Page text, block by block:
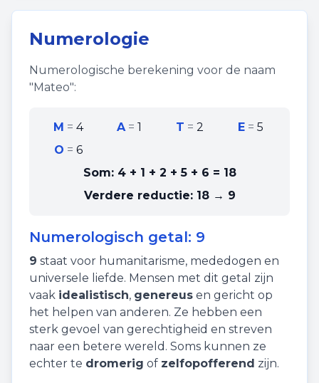
Numerologie
Numerologische berekening voor de naam
"Mateo":
M = 4 A= 1 T =2 E =5
O = 6
Som: 4 + 1 + 2 + 5 + 6 = 18
Verdere reductie: 18 → 9
Numerologisch getal: 9
9 staat voor humanitarisme, mededogen en
universele liefde. Mensen met dit getal zijn
vaak idealistisch, genereus en gericht op
het helpen van anderen. Ze hebben een
sterk gevoel van gerechtigheid en streven
naar een betere wereld. Soms kunnen ze
echter te dromerig of zelfopofferend zijn.